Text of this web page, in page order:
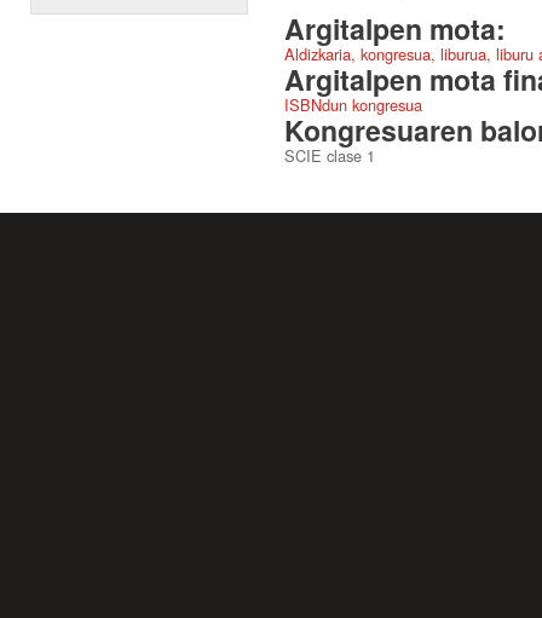
Argitalpen mota:
Aldizkaria, kongresua, liburua,
Argitalpen mota
ISBNdun kongresua
Kongresuaren
SCIE clase 1